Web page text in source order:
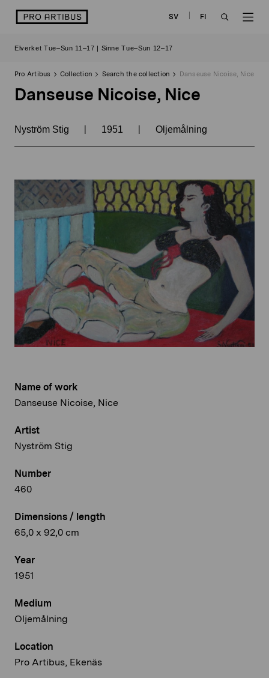
logo SV
FI
Elverket Tue–Sun 11–17 | Sinne Tue–Sun 12–17
Pro Artibus Collection Search the collection Danseuse Nicoise, Nice
Danseuse Nicoise, Nice
Nyström Stig | 1951 | Oljemålning
Name of work
Danseuse Nicoise, Nice
Artist
Nyström Stig
Number
460
Dimensions / length
65,0 x 92,0 cm
Year
1951
Medium
Oljemålning
Location
Pro Artibus, Ekenäs